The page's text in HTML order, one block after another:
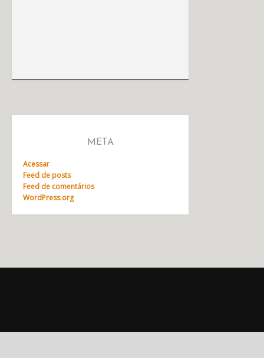
META
Acessar
Feed de posts
Feed de comentários
WordPress.org